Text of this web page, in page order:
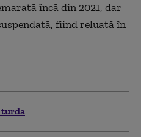
încă din 2021, dar
fiind reluată în
turda